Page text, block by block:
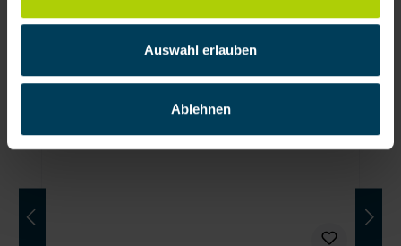
Auswahl erlauben
Ablehnen
Produktgalerie überspringen